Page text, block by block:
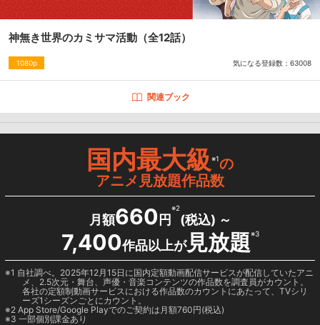
神無き世界のカミサマ活動 （全12話）
1080p 気になる登録数： 63008
関連ブック
国内最大級※1の
アニメ見放題作品数
月額660 円
※2
(税込) ～
7,400作品以上が見放題※3
1 自社調べ。2025年12月15日に国内定額動画配信サービスが配信していたアニ
メ、2.5次元・舞台、声優・音楽コンテンツの作品数を調査員がカウント。
各社の定額制動画サービスにおける作品数のカウントにあたって、TVシリ
ーズ1シーズンごとにカウント。
2 App Store/Google Playでのご契約は月額760円(税込)
3 一部個別課金あり